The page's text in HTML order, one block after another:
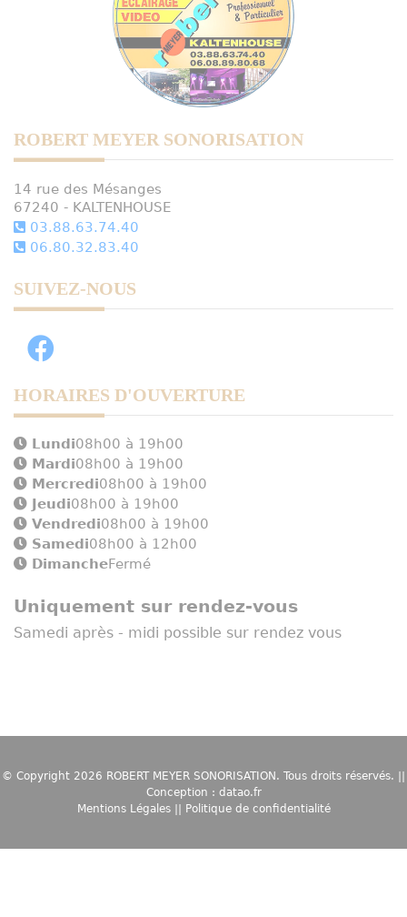
ROBERT MEYER SONORISATION
14 rue des Mésanges
67240 - KALTENHOUSE
03.88.63.74.40
06.80.32.83.40
SUIVEZ-NOUS
HORAIRES D'OUVERTURE
Lundi08h00 à 19h00
Mardi08h00 à 19h00
Mercredi08h00 à 19h00
Jeudi08h00 à 19h00
Vendredi08h00 à 19h00
Samedi08h00 à 12h00
DimancheFermé
Uniquement sur rendez-vous
Samedi après - midi possible sur rendez vous
© Copyright 2026 ROBERT MEYER SONORISATION . Tous droits réservés. ||
Conception : datao.fr
Mentions Légales|| Politique de confidentialité